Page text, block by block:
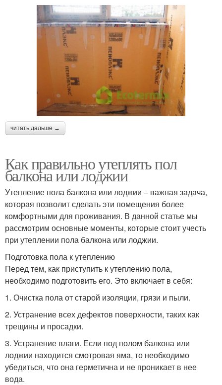
читать дальше →
Как правильно утеплять пол
балкона или лоджии
Утепление пола балкона или лоджии – важная задача,
которая позволит сделать эти помещения более
комфортными для проживания. В данной статье мы
рассмотрим основные моменты, которые стоит учесть
при утеплении пола балкона или лоджии.
Подготовка пола к утеплению
Перед тем, как приступить к утеплению пола,
необходимо подготовить его. Это включает в себя:
1. Очистка пола от старой изоляции, грязи и пыли.
2. Устранение всех дефектов поверхности, таких как
трещины и просадки.
3. Устранение влаги. Если под полом балкона или
лоджии находится смотровая яма, то необходимо
убедиться, что она герметична и не проникает в нее
вода.